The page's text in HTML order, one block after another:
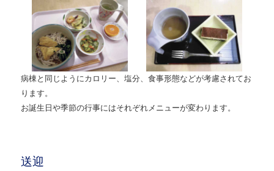
病棟と同じようにカロリー、塩分、食事形態などが考慮されてお
ります。
お誕生日や季節の行事にはそれぞれメニューが変わります。
送迎